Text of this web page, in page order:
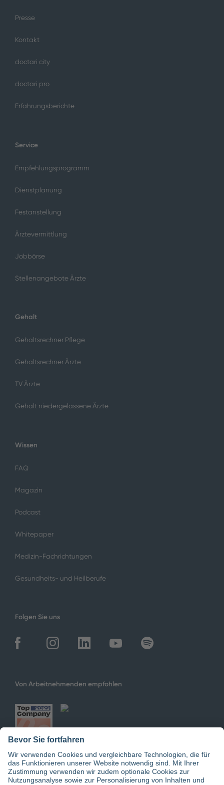
Presse
Kontakt
doctari city
doctari pro
Erfahrungsberichte
Service
Empfehlungsprogramm
Dienstplanung
Festanstellung
Ärztevermittlung
Jobbörse
Stellenangebote Ärzte
Gehalt
Gehaltsrechner Pflege
Gehaltsrechner Ärzte
TV Ärzte
Gehalt niedergelassene Ärzte
Wissen
FAQ
Magazin
Podcast
Whitepaper
Medizin-Fachrichtungen
Gesundheits- und Heilberufe
Folgen Sie uns
Von Arbeitnehmenden empfohlen